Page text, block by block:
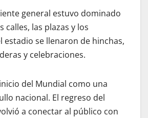
general estuvo dominado
calles, las plazas y los
estadio se llenaron de hinchas,
y celebraciones.
del Mundial como una
nacional. El regreso del
a conectar al público con